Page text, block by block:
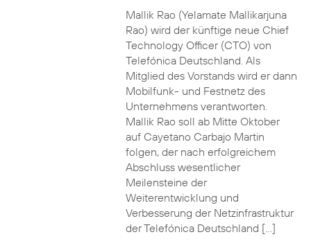
Mallik Rao (Yelamate Mallikarjuna
Rao) wird der künftige neue Chief
Technology Officer (CTO) von
Telefónica Deutschland. Als
Mitglied des Vorstands wird er dann
Mobilfunk- und Festnetz des
Unternehmens verantworten.
Mallik Rao soll ab Mitte Oktober
auf Cayetano Carbajo Martin
folgen, der nach erfolgreichem
Abschluss wesentlicher
Meilensteine der
Weiterentwicklung und
Verbesserung der Netzinfrastruktur
der Telefónica Deutschland […]